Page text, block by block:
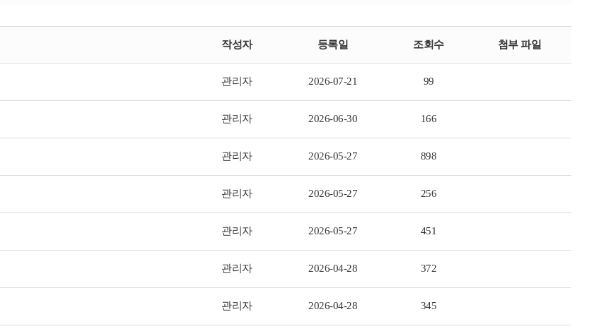
작성자 등록일 조회수 첨부 파일
관리자 2026-07-21 99
관리자 2026-06-30 166
관리자 2026-05-27 898
관리자 2026-05-27 256
관리자 2026-05-27 451
관리자 2026-04-28 372
관리자 2026-04-28 345